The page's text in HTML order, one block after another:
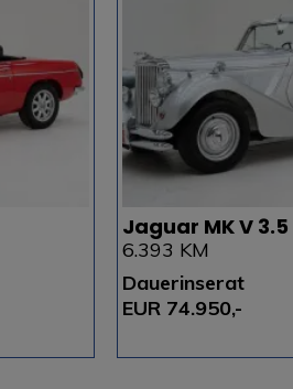
Jaguar MK V 3.5
6.393 KM
Dauerinserat
EUR 74.950,-